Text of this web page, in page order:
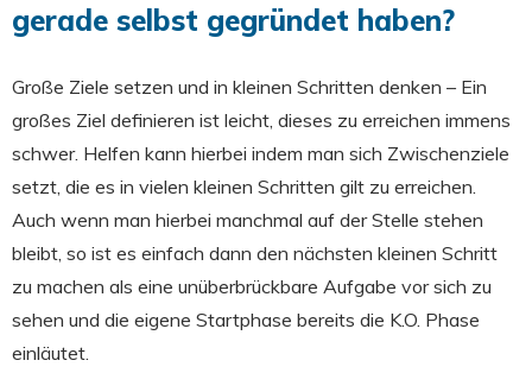
gerade selbst gegründet haben?
Große Ziele setzen und in kleinen Schritten denken – Ein
großes Ziel definieren ist leicht, dieses zu erreichen immens
schwer. Helfen kann hierbei indem man sich Zwischenziele
setzt, die es in vielen kleinen Schritten gilt zu erreichen.
Auch wenn man hierbei manchmal auf der Stelle stehen
bleibt, so ist es einfach dann den nächsten kleinen Schritt
zu machen als eine unüberbrückbare Aufgabe vor sich zu
sehen und die eigene Startphase bereits die K.O. Phase
einläutet.